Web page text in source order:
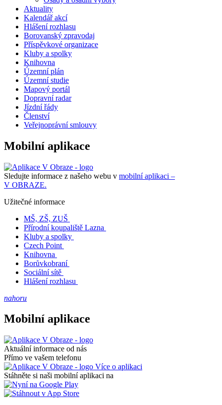
Aktuality
Kalendář akcí
Hlášení rozhlasu
Borovanský zpravodaj
Příspěvkové organizace
Kluby a spolky
Knihovna
Územní plán
Územní studie
Mapový portál
Dopravní radar
Jízdní řády
Členství
Veřejnoprávní smlouvy
Mobilní aplikace
Sledujte informace z našeho webu v mobilní aplikaci –
V OBRAZE.
Užitečné informace
MŠ, ZŠ, ZUŠ
Přírodní koupaliště Lazna
Kluby a spolky
Czech Point
Knihovna
Borůvkobraní
Sociální sítě
Hlášení rozhlasu
nahoru
Mobilní aplikace
Aktuální informace od nás
Přímo ve vašem telefonu
Více o aplikaci
Stáhněte si naši mobilní aplikaci na